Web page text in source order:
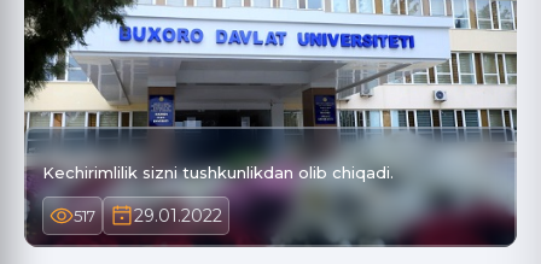
Kechirimlilik sizni tushkunlikdan olib chiqadi.
517 29.01.2022